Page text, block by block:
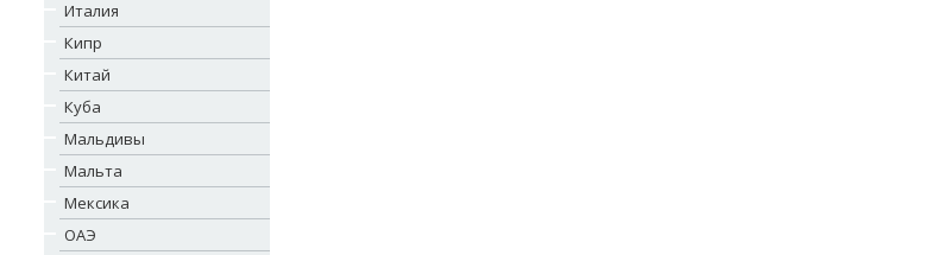
Италия
Кипр
Китай
Куба
Мальдивы
Мальта
Мексика
ОАЭ